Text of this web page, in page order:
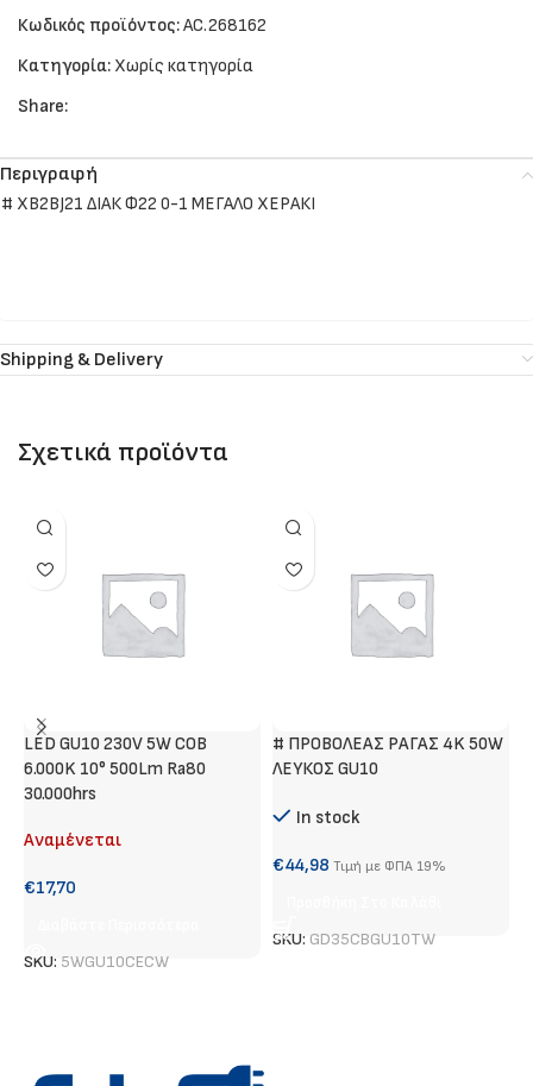
Κωδικός προϊόντος:AC.268162
Κατηγορία: Χωρίς κατηγορία
Share:
Περιγραφή
# XB2BJ21 ΔΙΑΚ Φ22 0-1 ΜΕΓΑΛΟ ΧΕΡΑΚΙ
Shipping & Delivery
Σχετικά προϊόντα
LED GU10 230V 5W COB
6.000K 10° 500Lm Ra80
30.000hrs
Αναμένεται
€17,70
SKU: 5WGU10CECW
# ΠΡΟΒΟΛΕΑΣ ΡΑΓΑΣ 4K 50W
ΛΕΥΚΟΣ GU10
In stock
€44,98 Τιμή με ΦΠΑ 19%
SKU: GD35CBGU10TW